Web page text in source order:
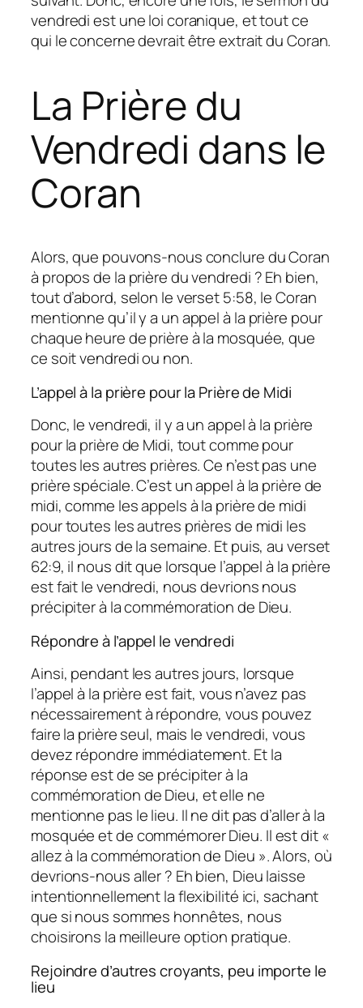
vendredi est une loi coranique, et tout ce
qui le concerne devrait être extrait du Coran.
La Prière du
Vendredi dans le
Coran
Alors, que pouvons-nous conclure du Coran
à propos de la prière du vendredi ? Eh bien,
tout d’abord, selon le verset 5:58, le Coran
mentionne qu’il y a un appel à la prière pour
chaque heure de prière à la mosquée, que
ce soit vendredi ou non.
L’appel à la prière pour la Prière de Midi
Donc, le vendredi, il y a un appel à la prière
pour la prière de Midi, tout comme pour
toutes les autres prières. Ce n’est pas une
prière spéciale. C’est un appel à la prière de
midi, comme les appels à la prière de midi
pour toutes les autres prières de midi les
autres jours de la semaine. Et puis, au verset
62:9, il nous dit que lorsque l’appel à la prière
est fait le vendredi, nous devrions nous
précipiter à la commémoration de Dieu.
Répondre à l’appel le vendredi
Ainsi, pendant les autres jours, lorsque
l’appel à la prière est fait, vous n’avez pas
nécessairement à répondre, vous pouvez
faire la prière seul, mais le vendredi, vous
devez répondre immédiatement. Et la
réponse est de se précipiter à la
commémoration de Dieu, et elle ne
mentionne pas le lieu. Il ne dit pas d’aller à la
mosquée et de commémorer Dieu. Il est dit «
allez à la commémoration de Dieu ». Alors, où
devrions-nous aller ? Eh bien, Dieu laisse
intentionnellement la flexibilité ici, sachant
que si nous sommes honnêtes, nous
choisirons la meilleure option pratique.
Rejoindre d’autres croyants, peu importe le
lieu